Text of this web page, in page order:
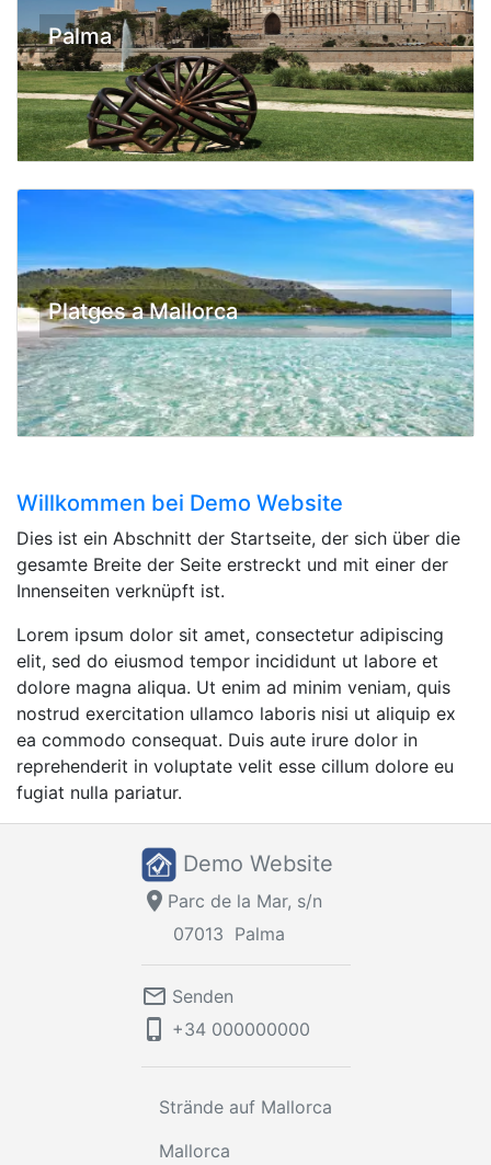
Palma
Platges a Mallorca
Willkommen bei Demo Website
Dies ist ein Abschnitt der Startseite, der sich über die
gesamte Breite der Seite erstreckt und mit einer der
Innenseiten verknüpft ist.
Lorem ipsum dolor sit amet, consectetur adipiscing
elit, sed do eiusmod tempor incididunt ut labore et
dolore magna aliqua. Ut enim ad minim veniam, quis
nostrud exercitation ullamco laboris nisi ut aliquip ex
ea commodo consequat. Duis aute irure dolor in
reprehenderit in voluptate velit esse cillum dolore eu
fugiat nulla pariatur.
Demo Website
location_on Parc de la Mar, s/n
07013 Palma
mail_outline Senden
phone_iphone +34 000000000
Strände auf Mallorca
Mallorca